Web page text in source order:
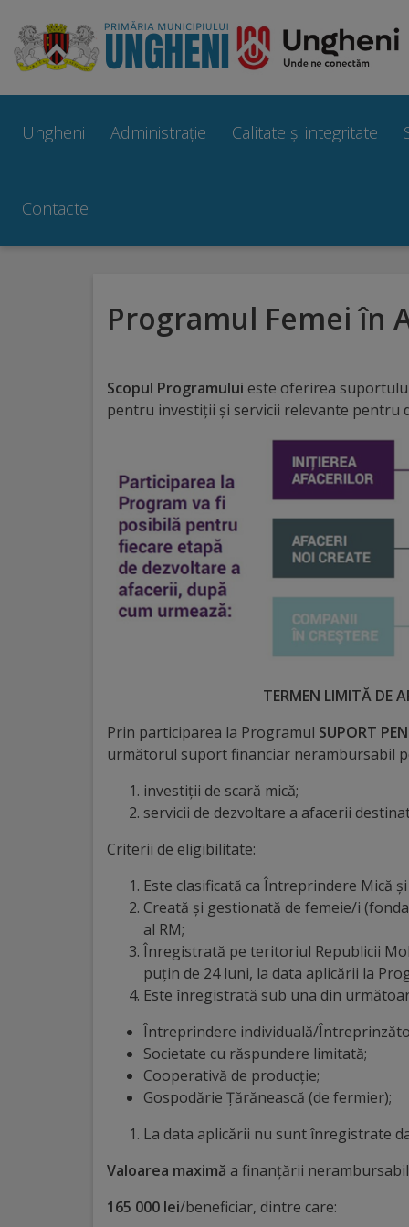
Ungheni
Prezentare
Simbolurile
orașului
brand
înfrățite
Cetățeni
onoare
Deținători
pentru
Diplome
Excelență
Ungheniul
turistice
Sculpturi
sculpturilor)
Monumente
Ungheni Administrație Calitate și integritate
Contacte
Programul Femei în
Scopul Programului este oferirea
pentru investiții și servicii relevante pentru
TERMEN LIMITĂ DE
Prin participarea la Programul SUPORT
următorul suport financiar nerambursabil
investiții de scară mică;
servicii de dezvoltare a afacerii
Criterii de eligibilitate:
Este clasificată ca Întreprindere Mică
Creată și gestionată de femeie/i
al RM;
Înregistrată pe teritoriul Republicii
puțin de 24 luni, la data aplicării la
Este înregistrată sub una din
Întreprindere individuală/
Societate cu răspundere limitată;
Cooperativă de producție;
Gospodărie Țărănească (de fermier);
La data aplicării nu sunt înregistrate
Valoarea maximă a finanțării
165 000 lei/beneficiar, dintre care: